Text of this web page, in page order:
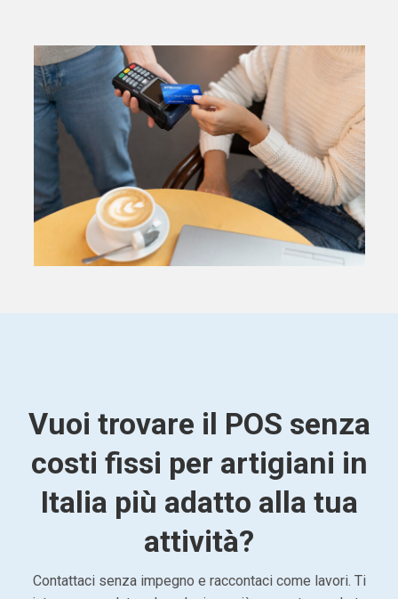
Vuoi trovare il POS senza
costi fissi per artigiani in
Italia più adatto alla tua
attività?
Contattaci senza impegno e raccontaci come lavori. Ti